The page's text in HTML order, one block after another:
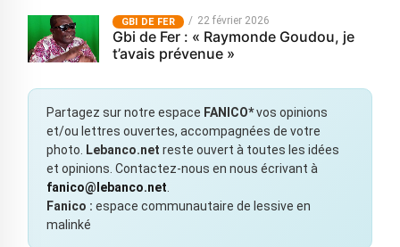
GBI DE FER 22 février 2026
Gbi de Fer : « Raymonde Goudou, je
t’avais prévenue »
Partagez sur notre espace FANICO*vos opinions
et/ou lettres ouvertes, accompagnées de votre
photo.
Lebanco.net reste ouvert à toutes les idées
et opinions. Contactez-nous en nous écrivant à
fanico@lebanco.net
Fanico : espace communautaire de lessive en
malinké